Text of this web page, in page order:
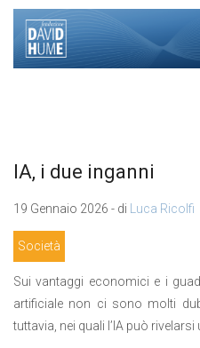
IA, i due inganni
19 Gennaio 2026 - di Luca Ricolfi
Società
Sui vantaggi economici e i
artificiale non ci sono molti
tuttavia, nei quali l’IA può